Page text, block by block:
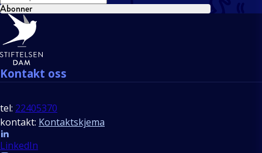
Abonner
Bunntekst
Kontakt oss
tel: 22405370
kontakt: Kontaktskjema
Follow us
LinkedIn